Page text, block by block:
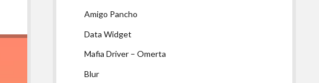
Amigo Pancho
Data Widget
Mafia Driver – Omerta
Blur